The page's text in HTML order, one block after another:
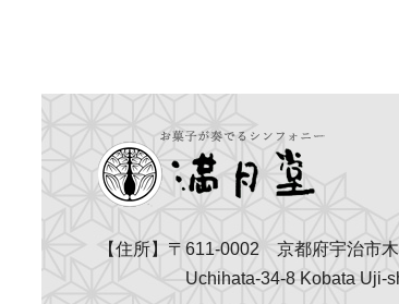
【住所】〒611-0002 京都府宇治市
Uchihata-34-8 Kobata Uji-